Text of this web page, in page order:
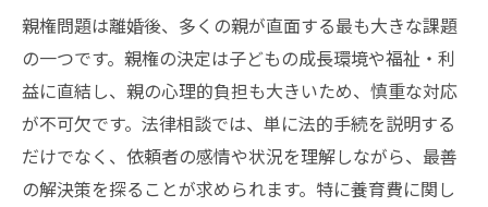
親権・養育費問題の解決へ：法律相談を通じて
新たな未来を切り拓く
法律相談で変わる親権・養育費問題の見え方と
進め方
親権・養育費問題に専門家が寄り添う理由と相
談のポイント
親権問題は離婚後、多くの親が直面する最も大きな課題
の一つです。親権の決定は子どもの成長環境や福祉・利
益に直結し、親の心理的負担も大きいため、慎重な対応
が不可欠です。法律相談では、単に法的手続を説明する
だけでなく、依頼者の感情や状況を理解しながら、最善
の解決策を探ることが求められます。特に養育費に関し